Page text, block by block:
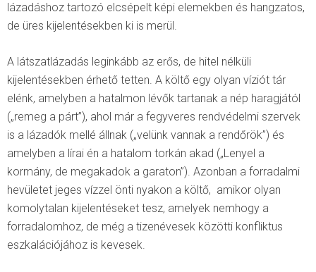
lázadáshoz tartozó elcsépelt képi elemekben és hangzatos,
de üres kijelentésekben ki is merül.
A látszatlázadás leginkább az erős, de hitel nélküli
kijelentésekben érhető tetten. A költő egy olyan víziót tár
elénk, amelyben a hatalmon lévők tartanak a nép haragjától
(„remeg a párt”), ahol már a fegyveres rendvédelmi szervek
is a lázadók mellé állnak („velünk vannak a rendőrök”) és
amelyben a lírai én a hatalom torkán akad („Lenyel a
kormány, de megakadok a garaton”). Azonban a forradalmi
hevületet jeges vízzel önti nyakon a költő, amikor olyan
komolytalan kijelentéseket tesz, amelyek nemhogy a
forradalomhoz, de még a tizenévesek közötti konfliktus
eszkalációjához is kevesek.